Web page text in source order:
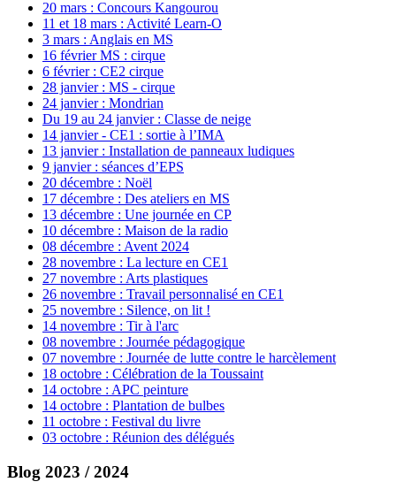
20 mars : Concours Kangourou
11 et 18 mars : Activité Learn-O
3 mars : Anglais en MS
16 février MS : cirque
6 février : CE2 cirque
28 janvier : MS - cirque
24 janvier : Mondrian
Du 19 au 24 janvier : Classe de neige
14 janvier - CE1 : sortie à l’IMA
13 janvier : Installation de panneaux ludiques
9 janvier : séances d’EPS
20 décembre : Noël
17 décembre : Des ateliers en MS
13 décembre : Une journée en CP
10 décembre : Maison de la radio
08 décembre : Avent 2024
28 novembre : La lecture en CE1
27 novembre : Arts plastiques
26 novembre : Travail personnalisé en CE1
25 novembre : Silence, on lit !
14 novembre : Tir à l'arc
08 novembre : Journée pédagogique
07 novembre : Journée de lutte contre le harcèlement
18 octobre : Célébration de la Toussaint
14 octobre : APC peinture
14 octobre : Plantation de bulbes
11 octobre : Festival du livre
03 octobre : Réunion des délégués
Blog 2023 / 2024